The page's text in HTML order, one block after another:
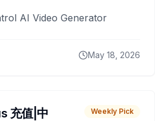
AI Video Generator
May 18, 2026
充值|中
Weekly Pick